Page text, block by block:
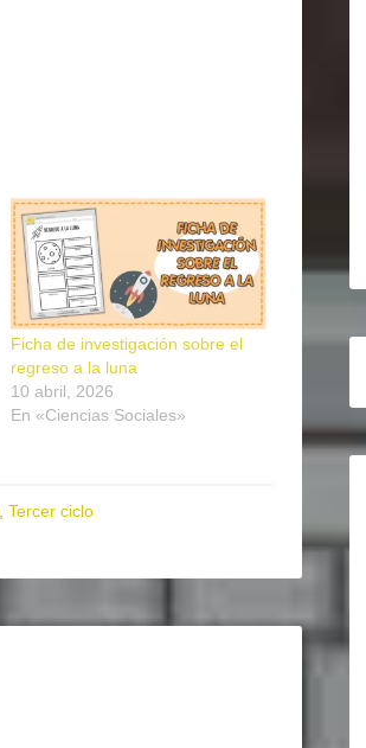
Ficha de investigación sobre el
regreso a la luna
10 abril, 2026
En «Ciencias Sociales»
Tercer ciclo